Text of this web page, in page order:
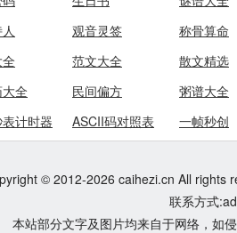
观音灵签
称骨算命
范文大全
散文精选
全
民间偏方
粥谱大全
计时器
ASCII码对照表 一帧秒创
© 2012-2026 caihezi.cn All rights
联系方式
本站部分文字及图片均来自于网络，如